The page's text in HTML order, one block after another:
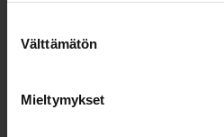
valinta
Välttämätön
Mieltymykset